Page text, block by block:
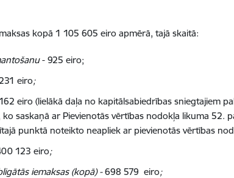
kopā1 105 605eiro apmērā, tajā skaitā:
-925 eiro;
eiro;
eiro (lielākā daļa no kapitālsabiedrības sniegtajiem
saskaņā ar Pievienotās vērtības nodokļa likuma 52.
punktā noteikto neapliek ar pievienotās vērtības
123 eiro;
iemaksas (kopā) -698 579 eiro;